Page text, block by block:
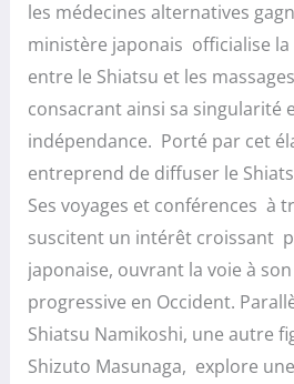
les médecines alternatives
ministère japonais officialise
entre le Shiatsu et les
consacrant ainsi sa singularité
indépendance. Porté par cet
entreprend de diffuser le
Ses voyages et conférences à
suscitent un intérêt croissant
japonaise, ouvrant la voie à
progressive en Occident.
Shiatsu Namikoshi, une autre
Shizuto Masunaga, explore